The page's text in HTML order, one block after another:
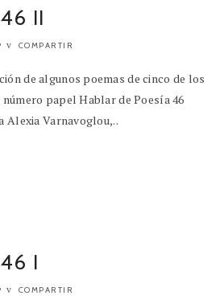
II
COMPARTIR
de algunos poemas de cinco de los
papel Hablar de Poesía 46
Alexia Varnavoglou,..
I
COMPARTIR